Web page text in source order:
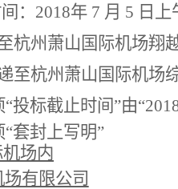
： 2018年 7 月 5 日上
杭州萧山国际机场翔
至杭州萧山国际机场
“投标截止时间”由“
“套封上写明”
场内
有限公司